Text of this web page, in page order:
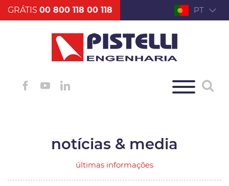
GRÁTIS 00 800 118 00 118 PT
notícias & media
últimas informações